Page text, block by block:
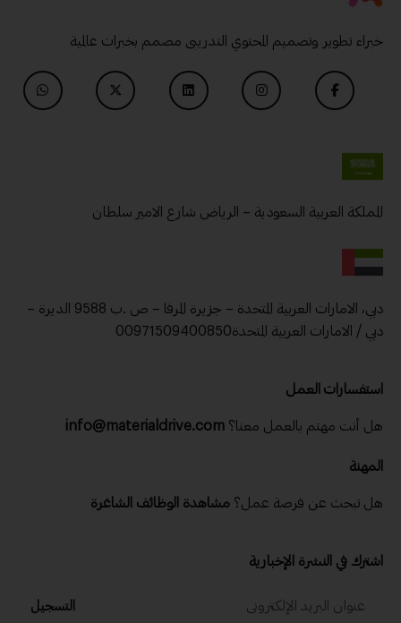
خبراء تطوير وتصميم المحتوي التدريبى مصمم بخبرات عالمية
المملكة العربية السعودية – الرياض شارع الامير سلطان
دبي، الامارات العربية المتحدة – جزيرة المرفا – ص .ب 9588 الديرة –
دبي / الامارات العربية المتحدة00971509400850
استفسارات العمل
هل أنت مهتم بالعمل معنا؟ info@materialdrive.com
المهنة
هل تبحث عن فرصة عمل؟ مشاهدة الوظائف الشاغرة
اشترك في النشرة الإخبارية
التسجيل